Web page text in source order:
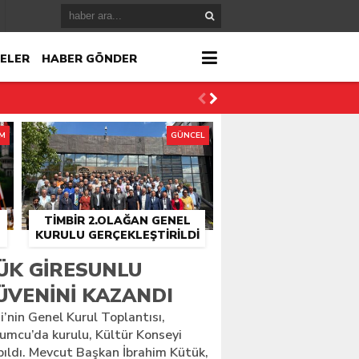
HABER GÖNDER
TİMBİR 2.OLAĞAN GENEL
KURULU GERÇEKLEŞTIRILDI
GÜNCEL
GIRESUNLU
KAZANDI
Genel Kurul Toplantısı,
kurulu, Kültür Konseyi
Mevcut Başkan İbrahim Kütük,